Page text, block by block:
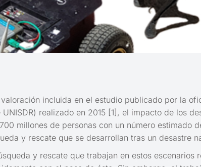
incluida en el estudio publicado por la
realizado en 2015 [1], el impacto de los
millones de personas con un número estimado
y rescate que se desarrollan tras un desastre
y rescate que trabajan en estos